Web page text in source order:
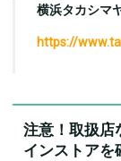
横浜タカシマ
https://
注意！取扱店
インストアを